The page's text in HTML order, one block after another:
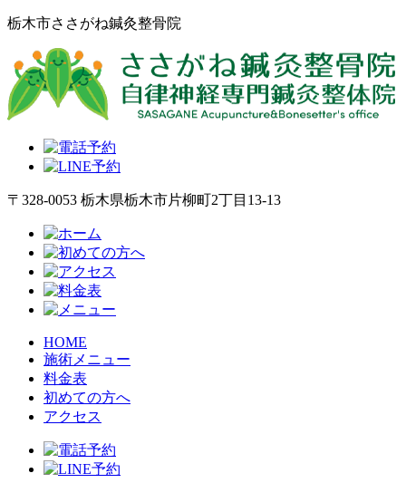
栃木市ささがね鍼灸整骨院
〒328-0053 栃木県栃木市片柳町2丁目13-13
HOME
施術メニュー
料金表
初めての方へ
アクセス